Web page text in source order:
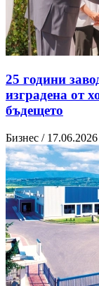
25 години
изградена от
бъдещето
Бизнес / 17.06.2026